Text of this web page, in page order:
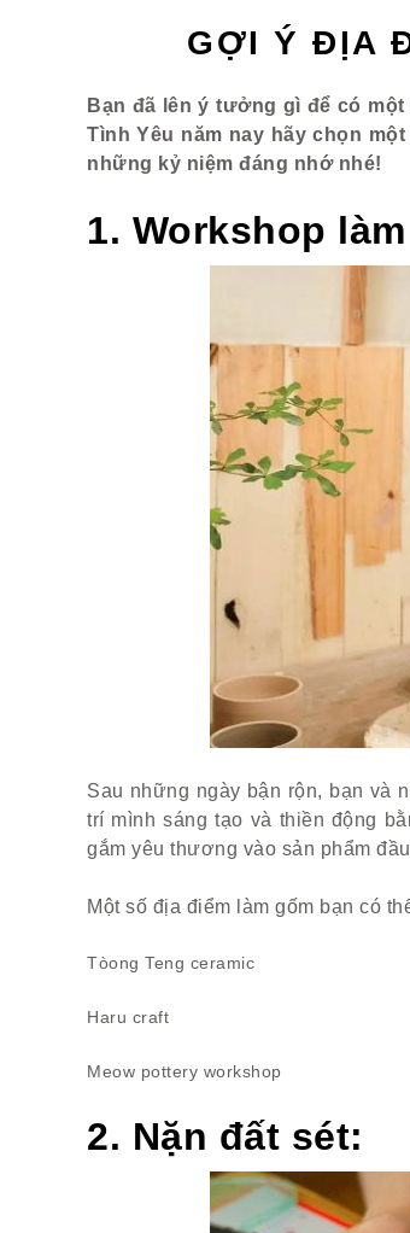
GỢI Ý ĐỊA
Bạn đã lên ý tưởng gì để có
Tình Yêu năm nay hãy chọn
những kỷ niệm đáng nhớ nhé!
1. Workshop
Sau những ngày bận rộn, bạn và
trí mình sáng tạo và thiền động
gắm yêu thương vào sản phẩm
Một số địa điểm làm gốm bạn có
Tòong Teng ceramic
Haru craft
Meow pottery workshop
2. Nặn đất sét: